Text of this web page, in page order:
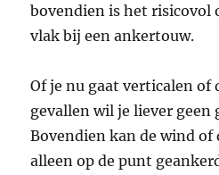
bovendien is het risicovol
vlak bij een ankertouw.
Of je nu gaat verticalen
gevallen wil je liever geen
Bovendien kan de wind of
alleen op de punt